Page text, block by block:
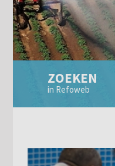
ZOEKEN
in Refoweb